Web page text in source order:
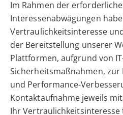
Im Rahmen der
Interessenabwägungen
Vertraulichkeitsinteresse
der Bereitstellung unserer
Plattformen, aufgrund von
Sicherheitsmaßnahmen,
und Performance-
Kontaktaufnahme jeweils
Ihr